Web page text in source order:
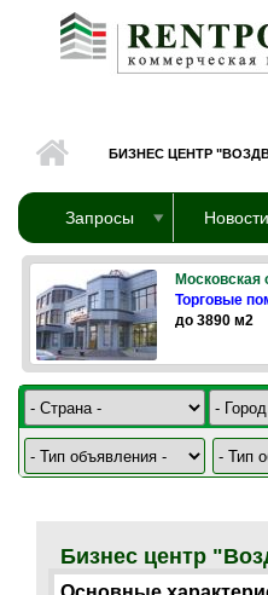
Перейти к основному содержанию
БИЗНЕС ЦЕНТР
Запросы Новости
Московская
Торговые
до 3890 м2
Бизнес центр